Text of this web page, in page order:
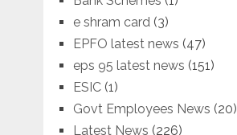
e shram card (3)
EPFO latest news (47)
eps 95 latest news (151)
ESIC(1)
Govt Employees News (20)
Latest News (226)